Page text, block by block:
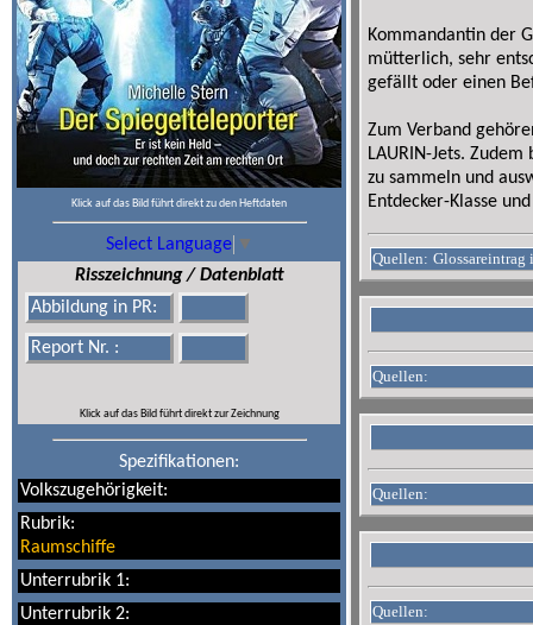
Klick auf das Bild führt direkt zu den Heftdaten
Select Language ▼
Risszeichnung / Datenblatt
Abbildung in PR:
Report Nr. :
Klick auf das Bild führt direkt zur Zeichnung
Spezifikationen:
Volkszugehörigkeit:
Rubrik:
Raumschiffe
Unterrubrik 1:
Unterrubrik 2:
Kommandantin der
mütterlich, sehr
gefällt oder einen
Zum Verband
LAURIN-Jets.
zu sammeln und
Entdecker-Klasse
Quellen: Glossareintrag
Quellen:
Quellen:
Quellen: